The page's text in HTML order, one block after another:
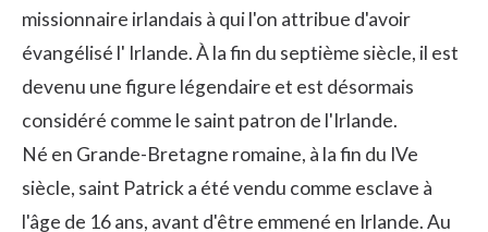
missionnaire irlandais à qui l'on attribue d'avoir
évangélisé l' Irlande. À la fin du septième siècle, il est
devenu une figure légendaire et est désormais
considéré comme le saint patron de l'Irlande.
Né en Grande-Bretagne romaine, à la fin du IVe
siècle, saint Patrick a été vendu comme esclave à
l'âge de 16 ans, avant d'être emmené en Irlande. Au